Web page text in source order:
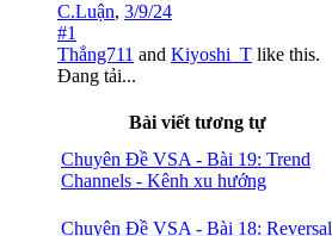
C.Luận, 3/9/24
#1
Thắng711 and Kiyoshi_T like this.
Đang tải...
Bài viết tương tự
Chuyên Đề VSA - Bài 19: Trend
Channels - Kênh xu hướng
Chuyên Đề VSA - Bài 18: Reversal